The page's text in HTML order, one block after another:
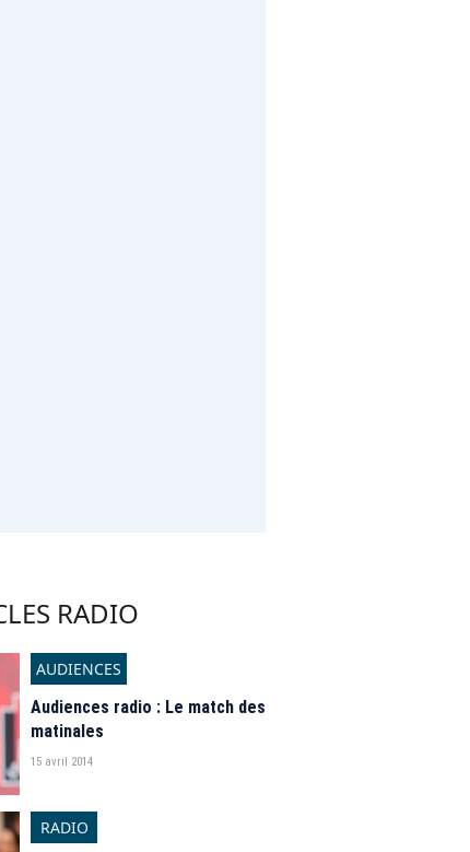
RADIO
AUDIENCES
Audiences radio : Le match des
matinales
15 avril 2014
RADIO